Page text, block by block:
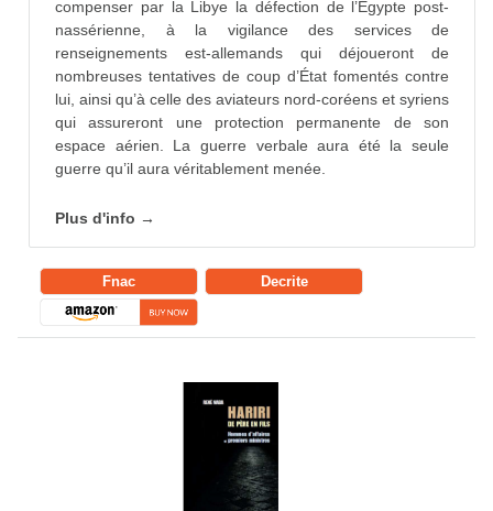
compenser par la Libye la défection de l’Égypte post-
nassérienne, à la vigilance des services de
renseignements est-allemands qui déjoueront de
nombreuses tentatives de coup d’État fomentés contre
lui, ainsi qu’à celle des aviateurs nord-coréens et syriens
qui assureront une protection permanente de son
espace aérien. La guerre verbale aura été la seule
guerre qu’il aura véritablement menée.
Plus d'info →
Fnac Decrite